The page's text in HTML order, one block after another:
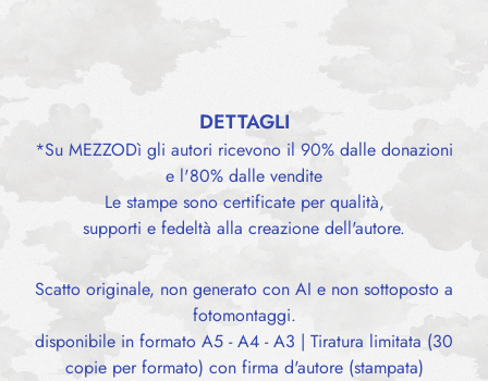
DETTAGLI
*Su MEZZODì gli autori ricevono il 90% dalle donazioni
e l'80% dalle vendite
Le stampe sono certificate per qualità,
supporti e fedeltà alla creazione dell'autore.
Scatto originale, non generato con AI e non sottoposto a
fotomontaggi.
disponibile in formato A5 - A4 - A3 | Tiratura limitata (30
copie per formato) con firma d'autore (stampata)